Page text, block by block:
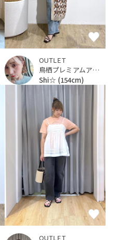
OUTLET
鳥栖プレミアムアウトレット
Shi☆ (154cm)
OUTLET